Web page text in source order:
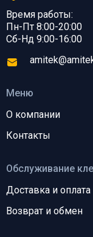
Обслуживание
Доставка и оплата
Возврат и обмен
Меню
О компании
Контакты
Время работы:
Пн-Пт 8:00-20:00
Сб-Нд 9:00-16:00